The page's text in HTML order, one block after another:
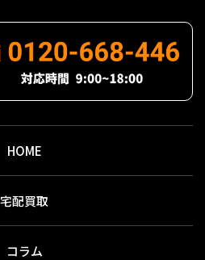
HOME
宅配買取
コラム